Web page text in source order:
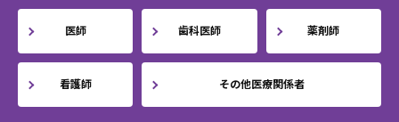
医師 歯科医師 薬剤師
看護師 その他医療関係者